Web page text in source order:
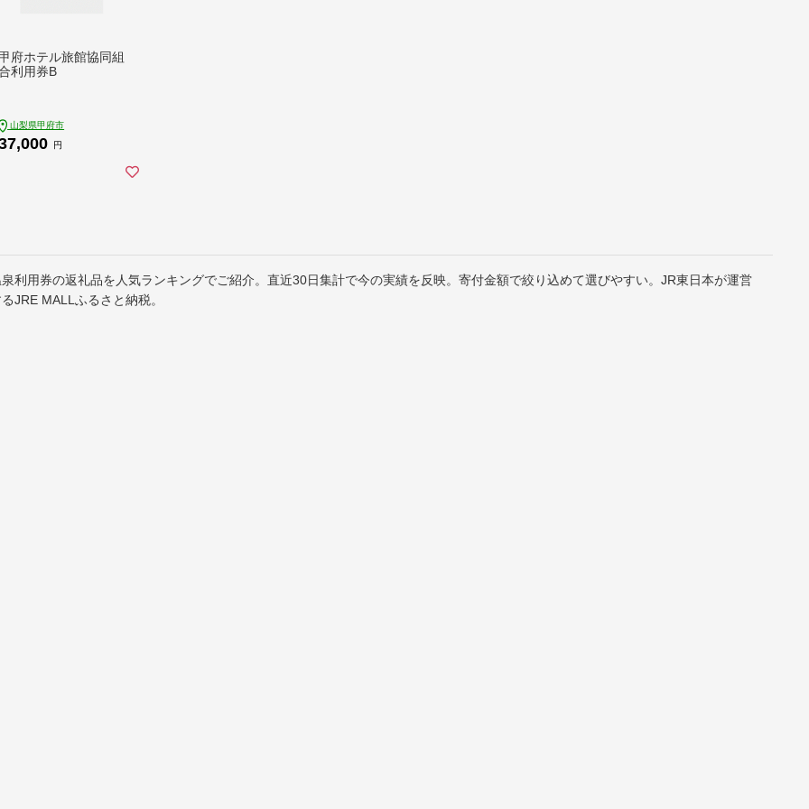
府ホテル旅館協同組
利用券B
山梨県甲府市
円
利用券の返礼品を人気ランキングでご紹介。直近30日集計で今の実績を反映。寄付金額で絞り込めて選びやすい。JR東日本が運営
JRE MALLふるさと納税。